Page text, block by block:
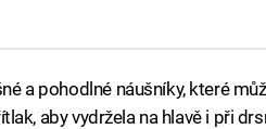
a pohodlné náušníky, které
aby vydržela na hlavě i při